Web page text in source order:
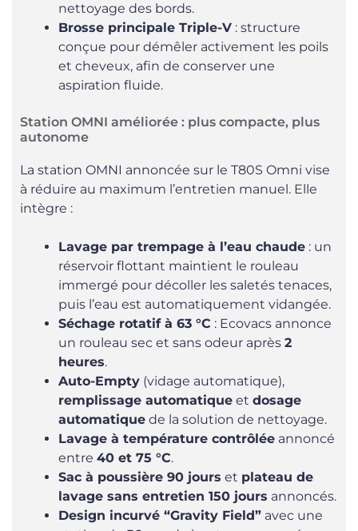
nettoyage des bords.
Brosse principale Triple-V : structure
conçue pour démêler activement les poils
et cheveux, afin de conserver une
aspiration fluide.
Station OMNI améliorée : plus compacte, plus
autonome
La station OMNI annoncée sur le T80S Omni vise
à réduire au maximum l’entretien manuel. Elle
intègre :
Lavage par trempage à l’eau chaude : un
réservoir flottant maintient le rouleau
immergé pour décoller les saletés tenaces,
puis l’eau est automatiquement vidangée.
Séchage rotatif à 63 °C : Ecovacs annonce
un rouleau sec et sans odeur après 2
heures.
Auto-Empty (vidage automatique),
remplissage automatique et dosage
automatique de la solution de nettoyage.
Lavage à température contrôlée annoncé
entre 40 et 75 °C.
Sac à poussière 90 jours et plateau de
lavage sans entretien 150 jours annoncés.
Design incurvé “Gravity Field” avec une